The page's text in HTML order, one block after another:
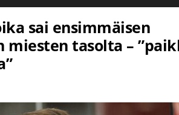
sai ensimmäisen
tasolta –